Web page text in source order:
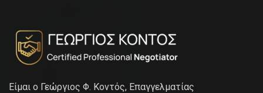
Είμαι ο Γεώργιος Φ. Κοντός, Επαγγελματίας